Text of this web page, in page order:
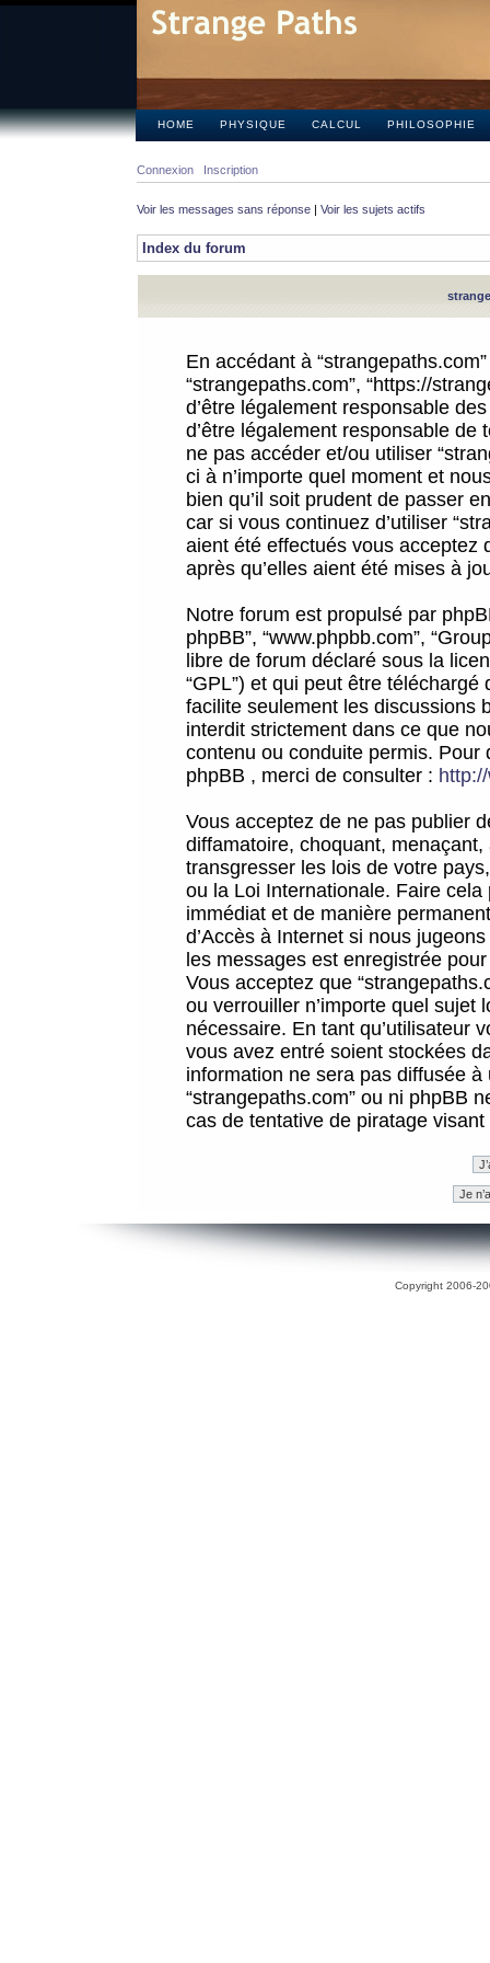
HOME PHYSIQUE CALCUL PHILOSOPHIE
Connexion Inscription
Voir les messages sans réponse | Voir les sujets actifs
Index du forum
En accédant à
“strangepaths.com”, “https://
d’être légalement responsable
d’être légalement responsable
ne pas accéder et/ou utiliser
ci à n’importe quel moment et
bien qu’il soit prudent de passer
car si vous continuez d’utiliser
aient été effectués vous acceptez
après qu’elles aient été mises à
Notre forum est propulsé par
phpBB”, “www.phpbb.com”,
libre de forum déclaré sous la
“GPL”) et qui peut être téléchargé
facilite seulement les discussions
interdit strictement dans ce que
contenu ou conduite permis.
phpBB , merci de consulter :
Vous acceptez de ne pas publier
diffamatoire, choquant,
transgresser les lois de votre
ou la Loi Internationale. Faire
immédiat et de manière
d’Accès à Internet si nous
les messages est enregistrée
Vous acceptez que
ou verrouiller n’importe quel sujet
nécessaire. En tant qu’utilisateur
vous avez entré soient stockées
information ne sera pas diffusée
“strangepaths.com” ou ni phpBB
cas de tentative de piratage
Copyright 2006-